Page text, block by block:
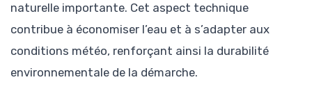
naturelle importante. Cet aspect technique
contribue à économiser l’eau et à s’adapter aux
conditions météo, renforçant ainsi la durabilité
environnementale de la démarche.